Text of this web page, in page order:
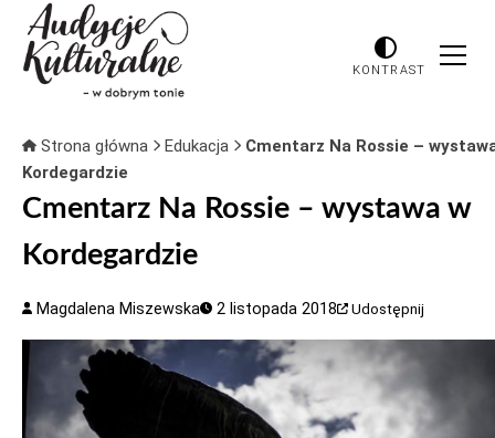
KONTRAST
Strona główna Edukacja
Cmentarz Na Rossie –
Kordegardzie
Cmentarz Na Rossie – wystawa w
Kordegardzie
Magdalena Miszewska 2 listopada 2018 Udostępnij